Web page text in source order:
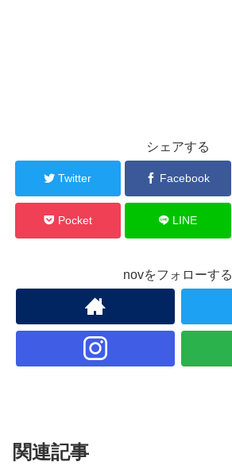
シェアする
Twitter Facebook
Pocket LINE
novをフォローする
関連記事